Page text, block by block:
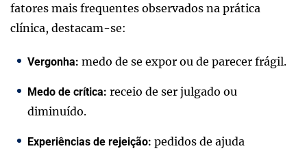
fatores mais frequentes observados na prática
clínica, destacam-se:
Vergonha: medo de se expor ou de parecer frágil.
Medo de crítica: receio de ser julgado ou
diminuído.
Experiências de rejeição: pedidos de ajuda